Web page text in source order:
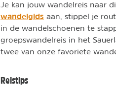
Je kan jouw wandelreis naar
wandelgids aan, stippel je
in de wandelschoenen te
groepswandelreis in het
twee van onze favoriete
Reistips